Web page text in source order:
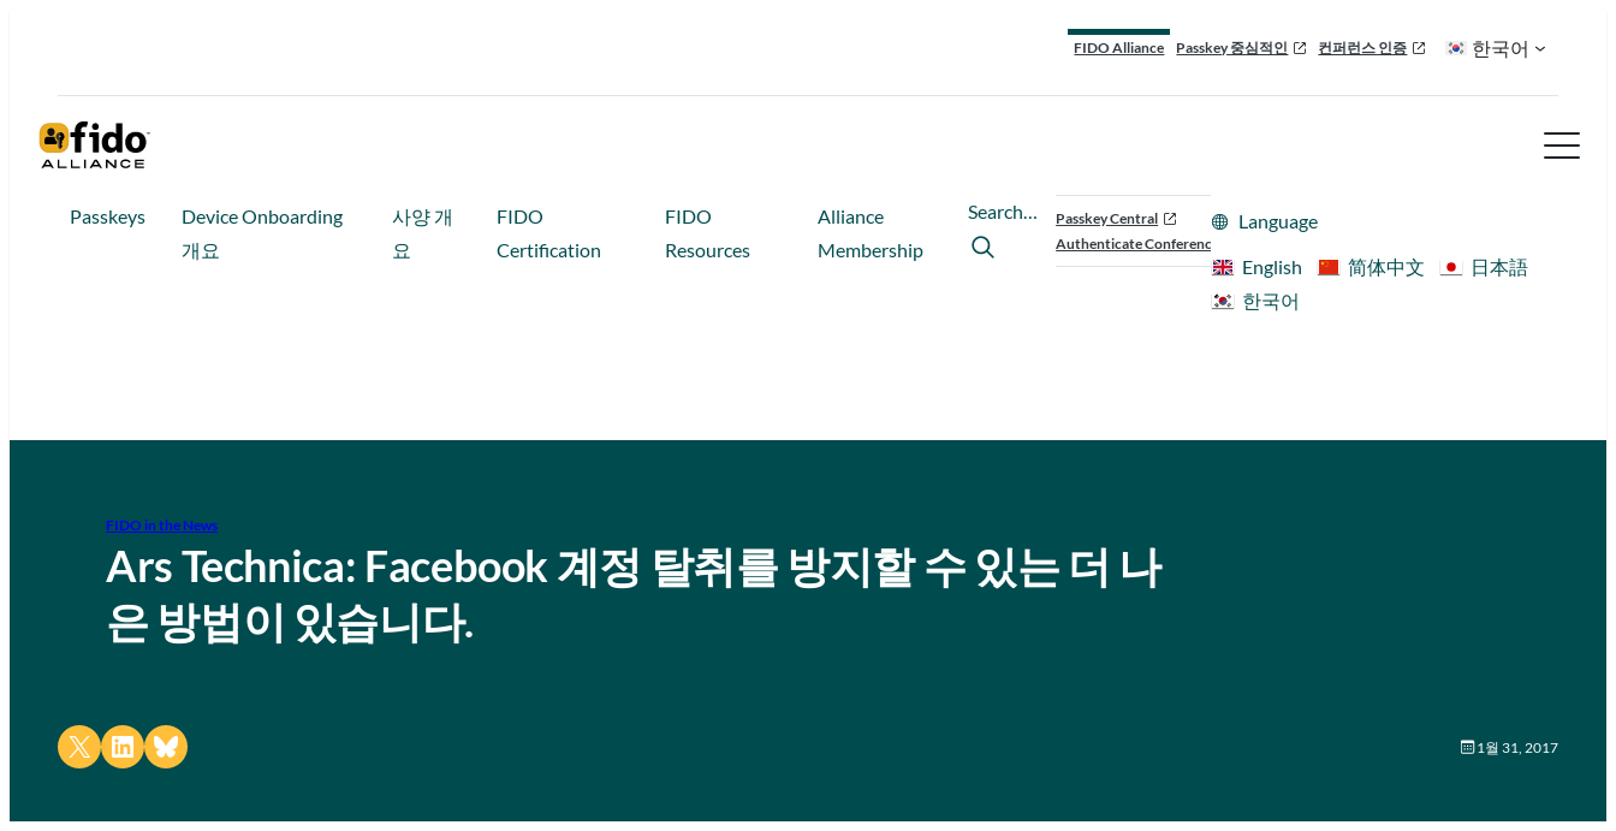
FIDO Alliance Passkey 중심적인 컨퍼런스 인증 한국어
Passkeys
Device Onboarding
개요
사양 개
요
FIDO
Certification
FIDO
Resources
Alliance
Membership
Search…
Passkey Central
Authenticate Conference
Language
English
简体中文
日本語
한국어
FIDO in the News
Ars Technica: Facebook 계정 탈취를 방지할 수 있는 더 나
은 방법이 있습니다.
Share on X Share on LinkedIn
Share on Bluesky 1월 31, 2017